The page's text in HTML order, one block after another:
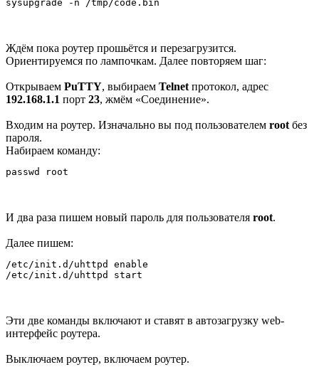
Ждём пока роутер прошьётся и перезагрузится.
Ориентируемся по лампочкам. Далее повторяем шаг:
Открываем PuTTY, выбираем Telnet протокол, адрес
192.168.1.1 порт 23, жмём «Соединение».
Входим на роутер. Изначально вы под пользователем root без
пароля.
Набираем команду:
И два раза пишем новый пароль для пользователя root.
Далее пишем:
/etc/init.d/uhttpd enable
Эти две команды включают и ставят в автозагрузку web-
интерфейс роутера.
Выключаем роутер, включаем роутер.